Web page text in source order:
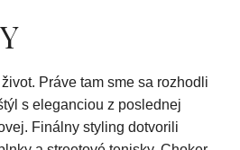
Práve tam sme sa rozhodli
s eleganciou z poslednej
Finálny styling dotvorili